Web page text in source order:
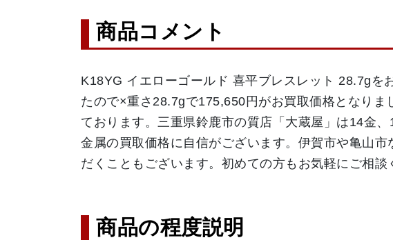
商品コメント
K18YG イエローゴールド 喜平ブレスレット 28.7g
たので×重さ28.7gで175,650円がお買取価格となり
ております。三重県鈴鹿市の質店「大蔵屋」は14金
金属の買取価格に自信がございます。伊賀市や亀山
だくこともございます。初めての方もお気軽にご相談
商品の程度説明